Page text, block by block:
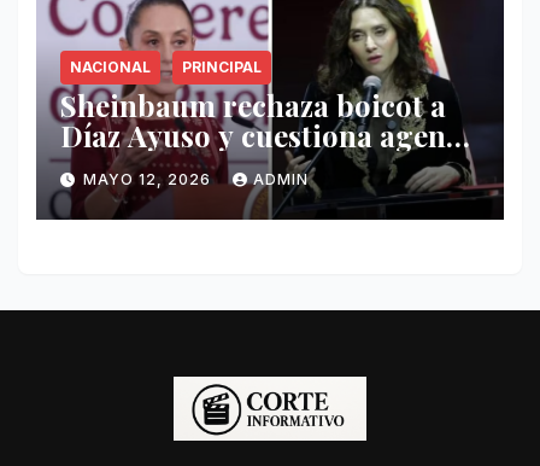
NACIONAL PRINCIPAL
Sheinbaum rechaza boicot a
Díaz Ayuso y cuestiona agenda
de funcionaria española
MAYO 12, 2026 ADMIN